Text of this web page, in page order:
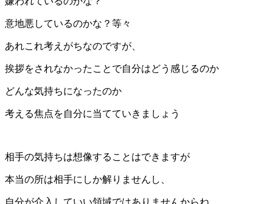
意地悪しているのかな？等々
あれこれ考えがちなのですが、
挨拶をされなかったことで自分はどう感じるのか
どんな気持ちになったのか
考える焦点を自分に当てていきましょう
相手の気持ちは想像することはできますが
本当の所は相手にしか解りませんし、
自分が介入していい領域ではありませんからね。